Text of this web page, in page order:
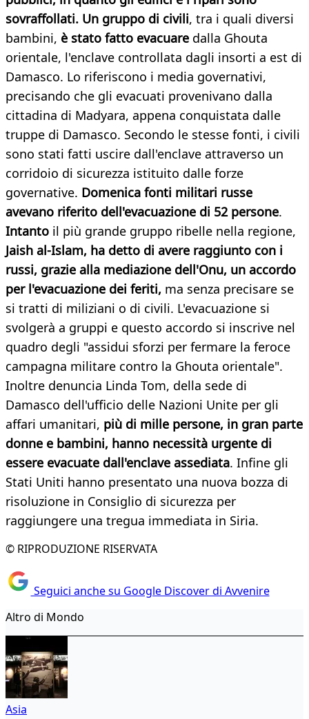
sovraffollati. Un gruppo di civili, tra i quali diversi
bambini, è stato fatto evacuare dalla Ghouta
orientale, l'enclave controllata dagli insorti a est di
Damasco. Lo riferiscono i media governativi,
precisando che gli evacuati provenivano dalla
cittadina di Madyara, appena conquistata dalle
truppe di Damasco. Secondo le stesse fonti, i civili
sono stati fatti uscire dall'enclave attraverso un
corridoio di sicurezza istituito dalle forze
governative. Domenica fonti militari russe
avevano riferito dell'evacuazione di 52 persone.
Intanto il più grande gruppo ribelle nella regione,
Jaish al-Islam, ha detto di avere raggiunto con i
russi, grazie alla mediazione dell'Onu, un accordo
per l'evacuazione dei feriti, ma senza precisare se
si tratti di miliziani o di civili. L'evacuazione si
svolgerà a gruppi e questo accordo si inscrive nel
quadro degli "assidui sforzi per fermare la feroce
campagna militare contro la Ghouta orientale".
Inoltre denuncia Linda Tom, della sede di
Damasco dell'ufficio delle Nazioni Unite per gli
affari umanitari, più di mille persone, in gran parte
donne e bambini, hanno necessità urgente di
essere evacuate dall'enclave assediata. Infine gli
Stati Uniti hanno presentato una nuova bozza di
risoluzione in Consiglio di sicurezza per
raggiungere una tregua immediata in Siria.
© RIPRODUZIONE RISERVATA
Seguici anche su Google Discover di Avvenire
Altro di Mondo
Asia